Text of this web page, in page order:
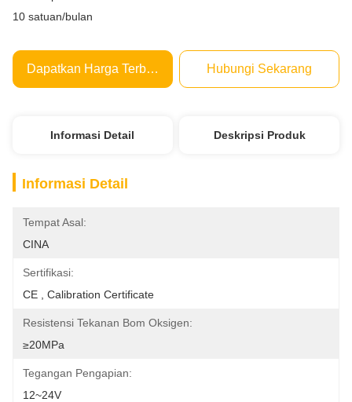
10 satuan/bulan
Dapatkan Harga Terbaik Hubungi Sekarang
Informasi Detail Deskripsi Produk
Informasi Detail
Tempat Asal:
CINA
Sertifikasi:
CE , Calibration Certificate
Resistensi Tekanan Bom Oksigen:
≥20MPa
Tegangan Pengapian:
12~24V